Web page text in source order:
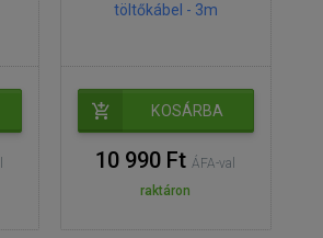
töltőkábel - 3m
KOSÁRBA
10 990 FtÁFA-val
raktáron